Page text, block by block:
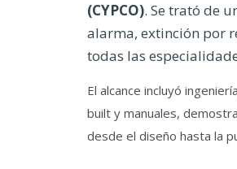
(CYPCO). Se trató de
alarma, extinción por
todas las
El alcance incluyó
built y manuales,
desde el diseño hasta la